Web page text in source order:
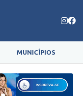
MUNICÍPIOS